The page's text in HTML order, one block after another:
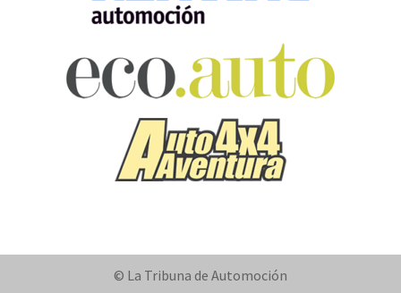
© La Tribuna de Automoción